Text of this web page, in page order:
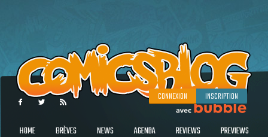
CONNEXION INSCRIPTION
HOME BRÈVES NEWS AGENDA REVIEWS PREVIEWS